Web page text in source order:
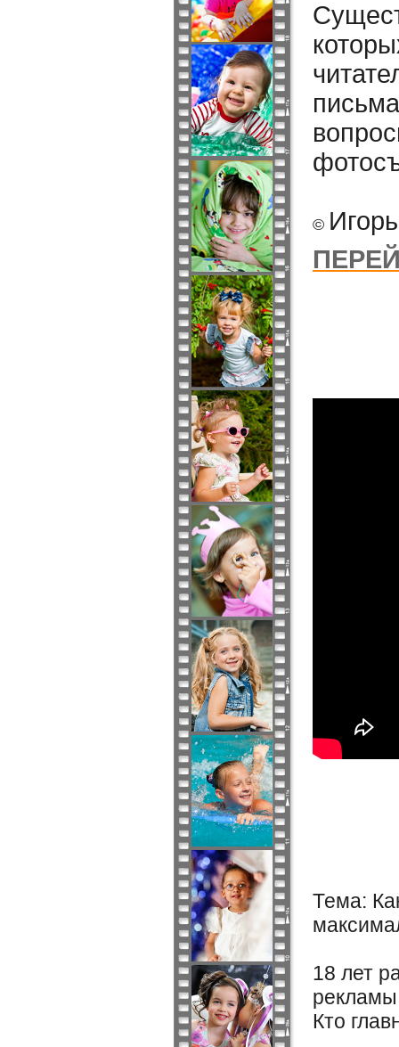
©
Тема:
18 лет
Кто